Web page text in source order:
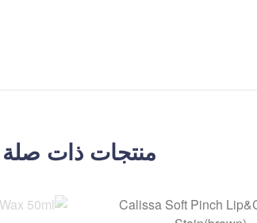
منتجات ذات صلة